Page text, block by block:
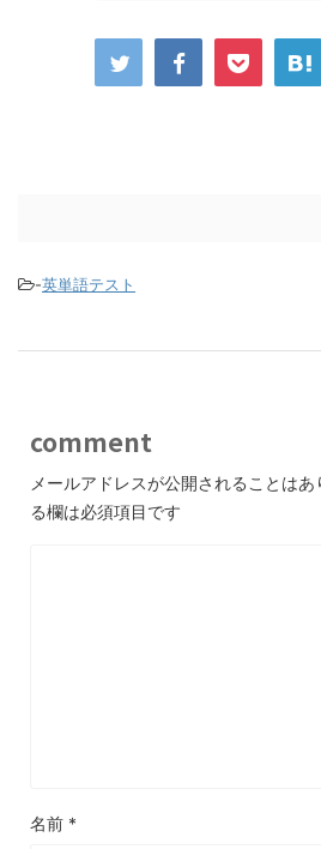
-英単語テスト
comment
メールアドレスが公開されることはあ
る欄は必須項目です
名前 *